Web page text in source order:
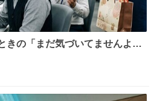
きの「まだ気づいてませんよ」